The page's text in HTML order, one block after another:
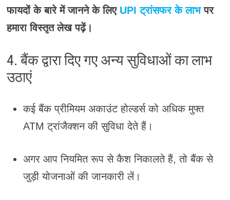
फायदों के बारे में जानने के लिए UPI ट्रांसफर के लाभ पर
हमारा विस्तृत लेख पढ़ें।
4. बैंक द्वारा दिए गए अन्य सुविधाओं का लाभ
उठाएं
कई बैंक प्रीमियम अकाउंट होल्डर्स को अधिक मुफ्त
ATM ट्रांजैक्शन की सुविधा देते हैं।
अगर आप नियमित रूप से कैश निकालते हैं, तो बैंक से
जुड़ी योजनाओं की जानकारी लें।